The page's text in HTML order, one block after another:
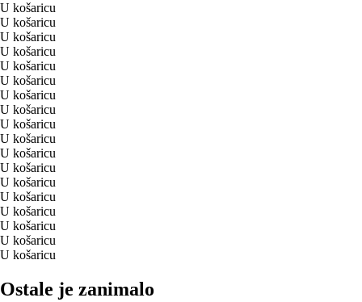
U košaricu
U košaricu
U košaricu
U košaricu
U košaricu
U košaricu
U košaricu
U košaricu
U košaricu
U košaricu
U košaricu
U košaricu
U košaricu
U košaricu
U košaricu
U košaricu
U košaricu
U košaricu
Ostale je zanimalo